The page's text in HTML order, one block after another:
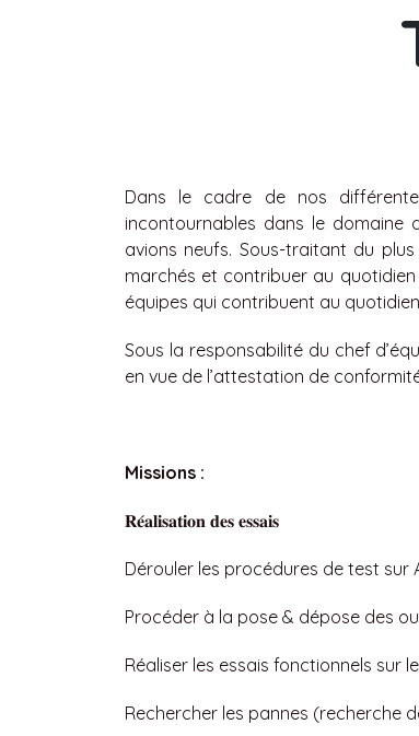
Dans le cadre de nos
incontournables dans le domaine
avions neufs. Sous-traitant du
marchés et contribuer au
équipes qui contribuent au
Sous la responsabilité du chef
en vue de l’attestation de
Missions :
𝐑𝐞𝐚𝐥𝐢𝐬𝐚𝐭𝐢𝐨𝐧 𝐝𝐞𝐬 𝐞𝐬𝐬𝐚𝐢𝐬
Dérouler les procédures de test sur
Procéder à la pose & dépose des
Réaliser les essais fonctionnels sur
Rechercher les pannes (recherche